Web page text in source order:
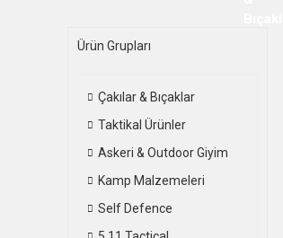
Ürün Grupları
Çakılar & Bıçaklar
Taktikal Ürünler
Askeri & Outdoor Giyim
Kamp Malzemeleri
Self Defence